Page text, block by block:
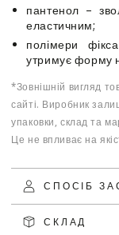
пантенол –
еластичним;
полімери
утримує форму
*Зовнішній вигляд
сайті. Виробник
упаковки, склад та
Це не впливає на
СПОСІБ
СКЛАД